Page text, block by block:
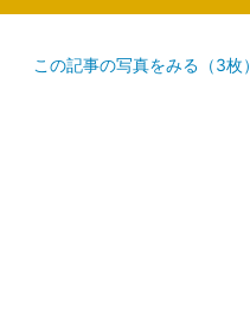
この記事の写真をみる（3枚）